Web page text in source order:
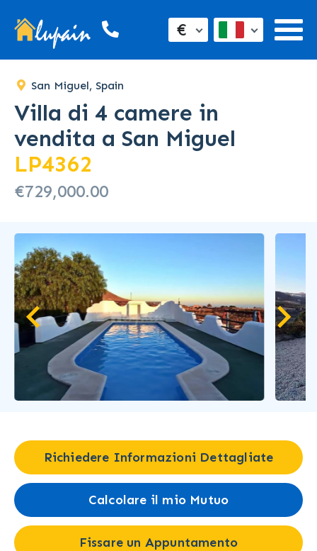
€
San Miguel, Spain
Villa di 4 camere in
vendita a San Miguel
LP4362
€729,000.00
Richiedere Informazioni Dettagliate
Calcolare il mio Mutuo
Fissare un Appuntamento